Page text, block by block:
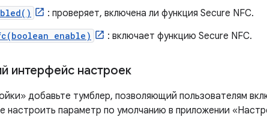
: проверяет, включена ли функция Secure NFC.
enable) : включает функцию Secure NFC.
интерфейс настроек
добавьте тумблер, позволяющий пользователям
настроить параметр по умолчанию в приложении